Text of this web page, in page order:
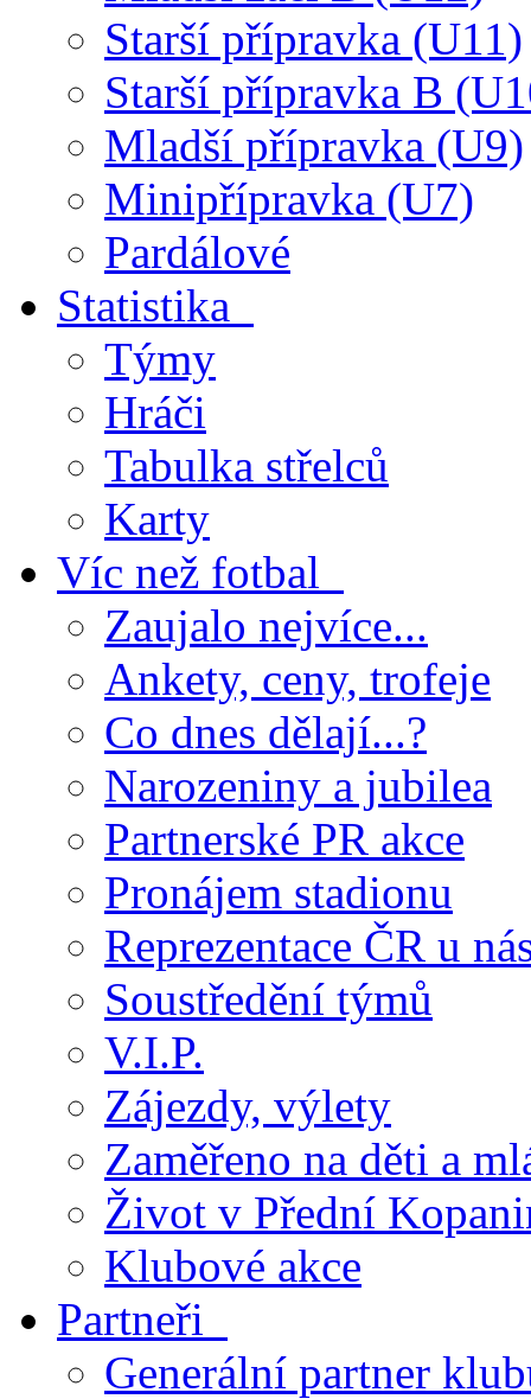
Starší přípravka (U11)
Starší přípravka B
Mladší přípravka (U9)
Minipřípravka (U7)
Pardálové
Statistika
Týmy
Hráči
Tabulka střelců
Karty
Víc než fotbal
Zaujalo nejvíce...
Ankety, ceny, trofeje
Co dnes dělají...?
Narozeniny a jubilea
Partnerské PR akce
Pronájem stadionu
Reprezentace ČR u
Soustředění týmů
V.I.P.
Zájezdy, výlety
Zaměřeno na děti a
Život v Přední
Klubové akce
Partneři
Generální partner